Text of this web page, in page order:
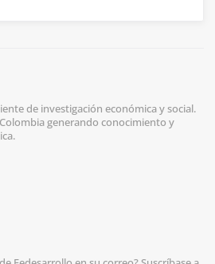
de investigación económica y social.
generando conocimiento y